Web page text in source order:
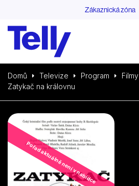
Zákaznická zóna
Domů Televize Program Filmy
Zatykač na královnu
Pořad aktuálně není v nabídce